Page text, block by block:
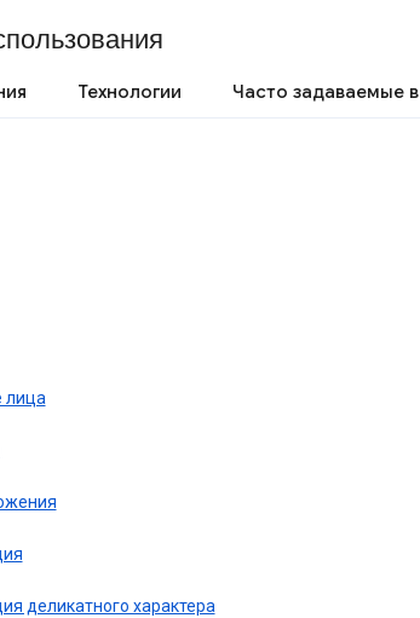
Технологии Часто задаваемые
лица
деликатного характера